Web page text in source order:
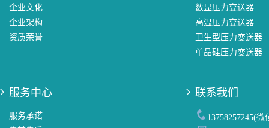
企业文化
企业架构
资质荣誉
数显压力变送器
高温压力变送器
卫生型压力变送器
单晶硅压力变送器
服务中心
服务承诺
联系我们
13758257245(微